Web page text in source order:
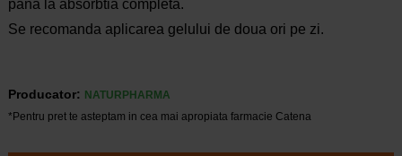
pana la absorbtia completa.
Se recomanda aplicarea gelului de doua ori pe zi.
Producator: NATURPHARMA
*Pentru pret te asteptam in cea mai apropiata farmacie Catena